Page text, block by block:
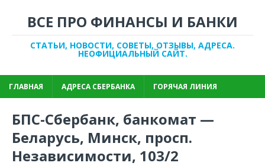
ВСЕ ПРО ФИНАНСЫ И БАНКИ
СТАТЬИ, НОВОСТИ, СОВЕТЫ, ОТЗЫВЫ, АДРЕСА.
НЕОФИЦИАЛЬНЫЙ САЙТ.
ГЛАВНАЯ АДРЕСА СБЕРБАНКА ГОРЯЧАЯ ЛИНИЯ
БПС-Сбербанк, банкомат —
Беларусь, Минск, просп.
Независимости, 103/2